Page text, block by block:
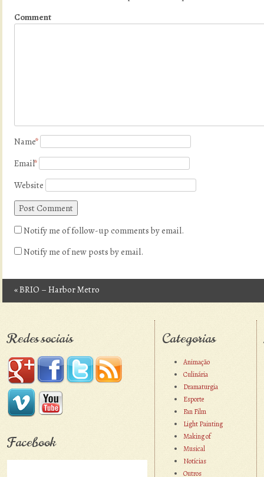
Comment
Name*
Email*
Website
Notify me of follow-up comments by email.
Notify me of new posts by email.
Post navigation
«BRIO – Harbor Metro
Redes sociais
Facebook
Categorias
Animação
Culinária
Dramaturgia
Esporte
Fan Film
Light Painting
Making of
Musical
Notícias
Outros